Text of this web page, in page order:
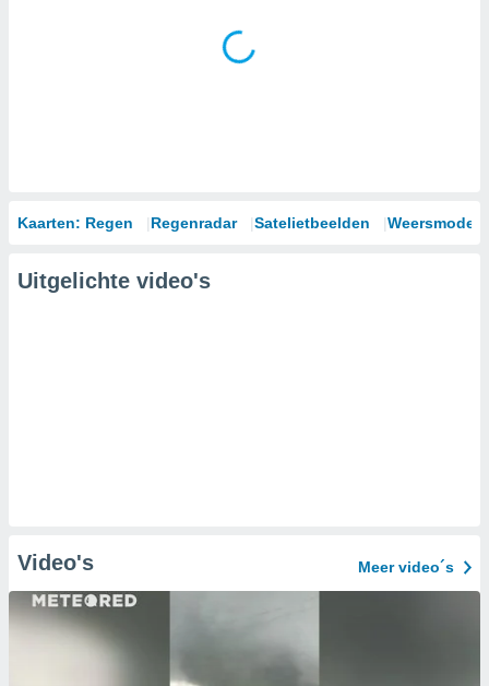
Kaarten: Regen Regenradar Satelietbeelden
Uitgelichte video's
Video's Meer video´s